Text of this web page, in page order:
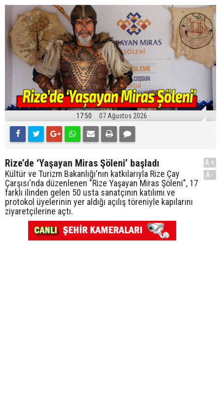
17:50 07 Ağustos 2026
Rize’de ‘Yaşayan Miras Şöleni’ başladı
Kültür ve Turizm Bakanlığı'nın katkılarıyla Rize Çay
Çarşısı'nda düzenlenen "Rize Yaşayan Miras Şöleni", 17
farklı ilinden gelen 50 usta sanatçının katılımı ve
protokol üyelerinin yer aldığı açılış töreniyle kapılarını
ziyaretçilerine açtı.
A+
A-